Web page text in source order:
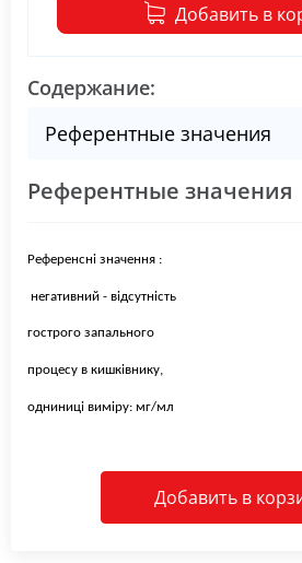
Добавить в
Содержание:
Референтные значения
Референтные значения
Референсні значення :
негативний - відсутність
гострого запального
процесу в кишківнику,
одниниці виміру: мг/мл
Добавить в